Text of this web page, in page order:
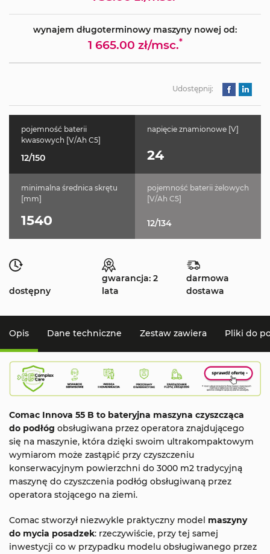
wynajem długoterminowy maszyny nowej od:
1 665.00 zł/msc.*
Udostępnij:
pojemność baterii
kwasowych [V/Ah C5]
12/150
napięcie znamionowe [V]
24
minimalna średnica skrętu
[mm]
1540
pojemność baterii żelowych
[V/Ah C5]
12/134
dostępny
gwarancja: 2
lata
darmowa
dostawa
Opis Dane techniczne Zestaw zawiera Pliki do
Comac Innova 55 B to bateryjna maszyna czyszcząca
do podłóg obsługiwana przez operatora znajdującego
się na maszynie, która dzięki swoim ultrakompaktowym
wymiarom może zastąpić przy czyszczeniu
konserwacyjnym powierzchni do 3000 m2 tradycyjną
maszynę do czyszczenia podłóg obsługiwaną przez
operatora stojącego na ziemi.
Comac stworzył niezwykle praktyczny model maszyny
do mycia posadzek: rzeczywiście, przy tej samej
inwestycji co w przypadku modelu obsługiwanego przez